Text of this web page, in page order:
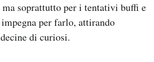
soprattutto per i tentativi buffi e
per farlo, attirando
di curiosi.